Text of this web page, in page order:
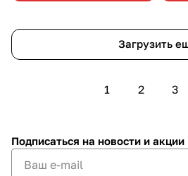
Загрузить
1 2 3
Подписаться на новости и акции